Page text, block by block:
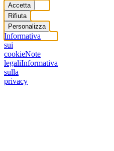
Accetta
Rifiuta
Personalizza
Informativa
sui
cookieNote
legaliInformativa
sulla
privacy